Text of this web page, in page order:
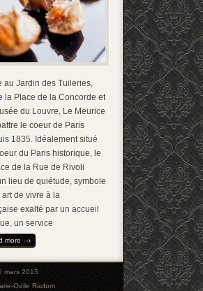
au Jardin des Tuileries,
la Place de la Concorde et
du Louvre, Le Meurice
le coeur de Paris
1835. Idéalement situé
du Paris historique, le
de la Rue de Rivoli
lieu de quiétude, symbole
art de vivre à la
exalté par un accueil
un service
more
mars 2015
Odile Radom